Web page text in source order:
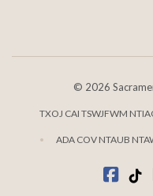
© 2026
TXOJ CAI TSWJFWM
ADA COV NTAUB